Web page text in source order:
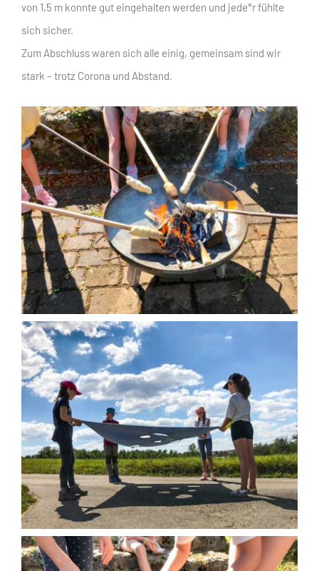
von 1,5 m konnte gut eingehalten werden und jede*r fühlte
sich sicher.
Zum Abschluss waren sich alle einig, gemeinsam sind wir
stark – trotz Corona und Abstand.